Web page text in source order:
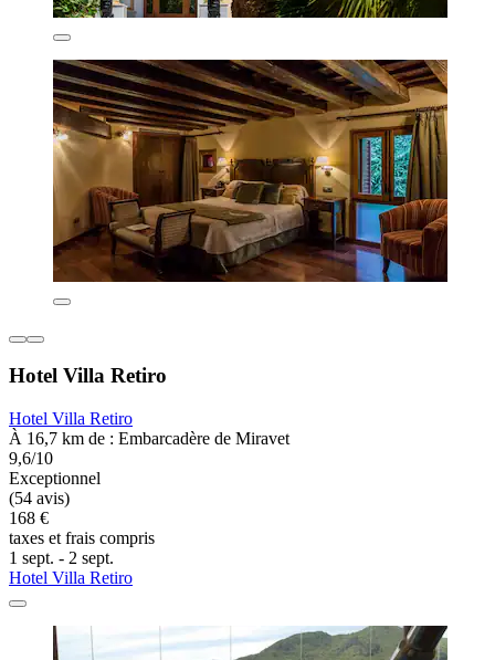
Hotel Villa Retiro
Hotel Villa Retiro
À 16,7 km de : Embarcadère de Miravet
9,6/10
Exceptionnel
(54 avis)
168 €
taxes et frais compris
1 sept. - 2 sept.
Hotel Villa Retiro